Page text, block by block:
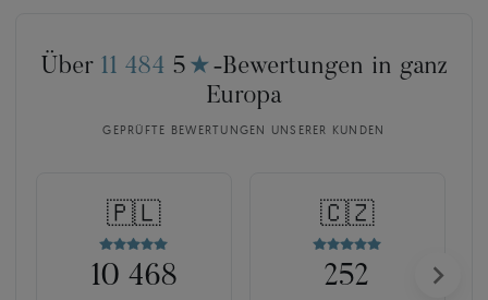
Über 11 484 5 ★ -Bewertungen in ganz
Europa
GEPRÜFTE BEWERTUNGEN UNSERER KUNDEN
🇵🇱
10 468
🇨🇿
252